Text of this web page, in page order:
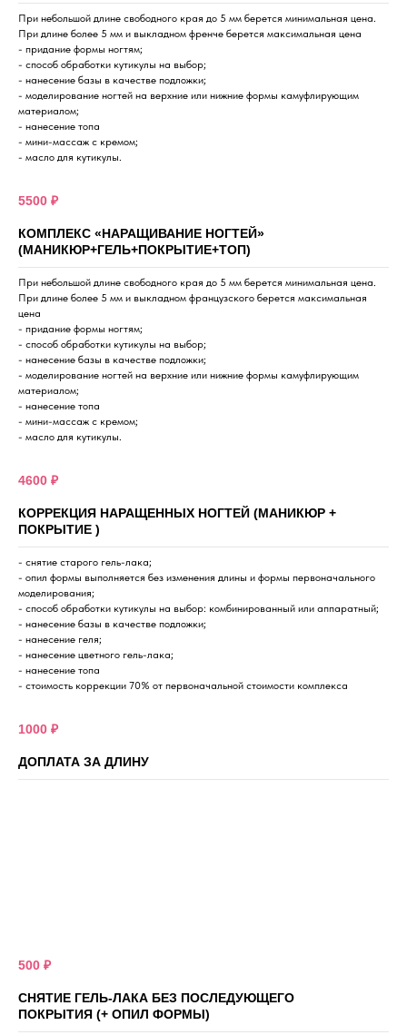
При небольшой длине свободного края до 5 мм берется минимальная цена.
При длине более 5 мм и выкладном френче берется максимальная цена
- придание формы ногтям;
- способ обработки кутикулы на выбор;
- нанесение базы в качестве подложки;
- моделирование ногтей на верхние или нижние формы камуфлирующим
материалом;
- нанесение топа
- мини-массаж с кремом;
- масло для кутикулы.
5500 ₽
КОМПЛЕКС «НАРАЩИВАНИЕ НОГТЕЙ»
(МАНИКЮР+ГЕЛЬ+ПОКРЫТИЕ+ТОП)
При небольшой длине свободного края до 5 мм берется минимальная цена.
При длине более 5 мм и выкладном французского берется максимальная
цена
- придание формы ногтям;
- способ обработки кутикулы на выбор;
- нанесение базы в качестве подложки;
- моделирование ногтей на верхние или нижние формы камуфлирующим
материалом;
- нанесение топа
- мини-массаж с кремом;
- масло для кутикулы.
4600 ₽
КОРРЕКЦИЯ НАРАЩЕННЫХ НОГТЕЙ (МАНИКЮР +
ПОКРЫТИЕ )
- снятие старого гель-лака;
- опил формы выполняется без изменения длины и формы первоначального
моделирования;
- способ обработки кутикулы на выбор: комбинированный или аппаратный;
- нанесение базы в качестве подложки;
- нанесение геля;
- нанесение цветного гель-лака;
- нанесение топа
- стоимость коррекции 70% от первоначальной стоимости комплекса
1000 ₽
ДОПЛАТА ЗА ДЛИНУ
500 ₽
СНЯТИЕ ГЕЛЬ-ЛАКА БЕЗ ПОСЛЕДУЮЩЕГО
ПОКРЫТИЯ (+ ОПИЛ ФОРМЫ)